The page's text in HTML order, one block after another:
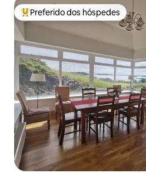
Entre os melhores preferidos dos
Preferido dos hóspedes